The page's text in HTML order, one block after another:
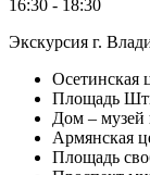
16:30 - 18:30
Экскурсия г.
Осетинская
Площадь
Дом – музей
Армянская
Площадь